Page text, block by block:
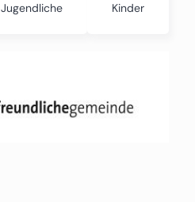
Jugendliche Kinder